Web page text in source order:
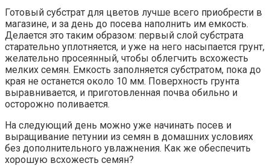
Готовый субстрат для цветов лучше всего приобрести в
магазине, и за день до посева наполнить им емкость.
Делается это таким образом: первый слой субстрата
старательно уплотняется, и уже на него насыпается грунт,
желательно просеянный, чтобы облегчить всхожесть
мелких семян. Емкость заполняется субстратом, пока до
края не останется около 10 мм. Поверхность грунта
выравнивается, и приготовленная почва обильно и
осторожно поливается.
На следующий день можно уже начинать посев и
выращивание петунии из семян в домашних условиях
без дополнительного увлажнения. Как же обеспечить
хорошую всхожесть семян?